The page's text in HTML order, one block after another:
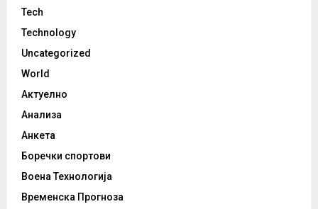
Tech
Technology
Uncategorized
World
Актуелно
Анализа
Анкета
Боречки спортови
Воена Технологија
Временска Прогноза